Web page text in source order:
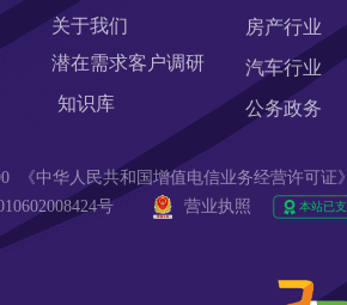
关于我们
房产行业
汽车行业
公务政务
营业执照
潜在需求客户调研
号
知识库
《中华人民共和国增值电信业务经营许可证》